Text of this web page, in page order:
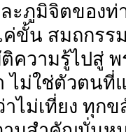
ะภูมิจิตของ
ค่ขั้น สมถกร
ความรู้ไปสู่
ไม่ใช่ตัวตน
ไม่เที่ยง ทุก